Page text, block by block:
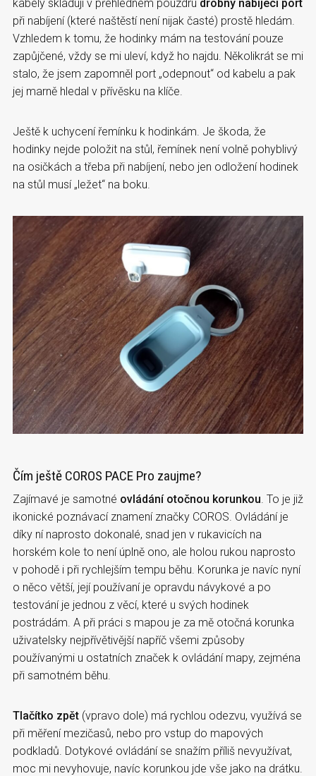
kabely skladuji v přehledném pouzdru drobný nabíjecí port
při nabíjení (které naštěstí není nijak časté) prostě hledám.
Vzhledem k tomu, že hodinky mám na testování pouze
zapůjčené, vždy se mi uleví, když ho najdu. Několikrát se mi
stalo, že jsem zapomněl port „odepnout“ od kabelu a pak
jej marně hledal v přívěsku na klíče.
Ještě k uchycení řemínku k hodinkám. Je škoda, že
hodinky nejde položit na stůl, řemínek není volně pohyblivý
na osičkách a třeba při nabíjení, nebo jen odložení hodinek
na stůl musí „ležet“ na boku.
Čím ještě COROS PACE Pro zaujme?
Zajímavé je samotné ovládání otočnou korunkou . To je již
ikonické poznávací znamení značky COROS. Ovládání je
díky ní naprosto dokonalé, snad jen v rukavicích na
horském kole to není úplně ono, ale holou rukou naprosto
v pohodě i při rychlejším tempu běhu. Korunka je navíc nyní
o něco větší, její používaní je opravdu návykové a po
testování je jednou z věcí, které u svých hodinek
postrádám. A při práci s mapou je za mě otočná korunka
uživatelsky nejpřívětivější napříč všemi způsoby
používanými u ostatních značek k ovládání mapy, zejména
při samotném běhu.
Tlačítko zpět (vpravo dole) má rychlou odezvu, využívá se
při měření mezičasů, nebo pro vstup do mapových
podkladů. Dotykové ovládání se snažím příliš nevyužívat,
moc mi nevyhovuje, navíc korunkou jde vše jako na drátku.